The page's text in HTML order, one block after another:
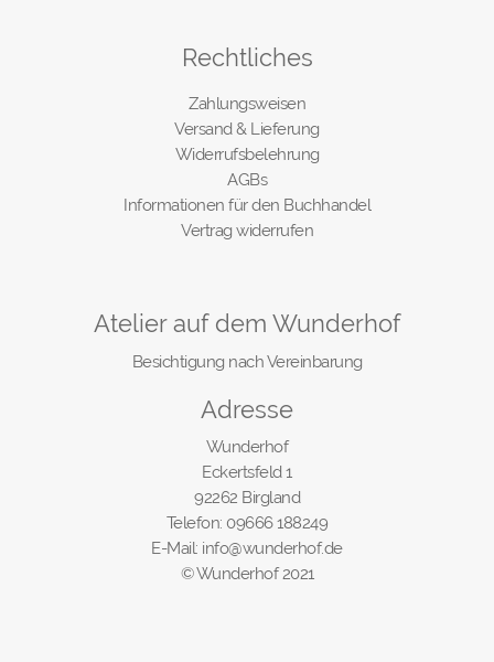
Rechtliches
Zahlungsweisen
Versand & Lieferung
Widerrufsbelehrung
AGBs
Informationen für den Buchhandel
Vertrag widerrufen
Atelier auf dem Wunderhof
Besichtigung nach Vereinbarung
Adresse
Wunderhof
Eckertsfeld 1
92262 Birgland
Telefon: 09666 188249
E-Mail: info@wunderhof.de
© Wunderhof 2021